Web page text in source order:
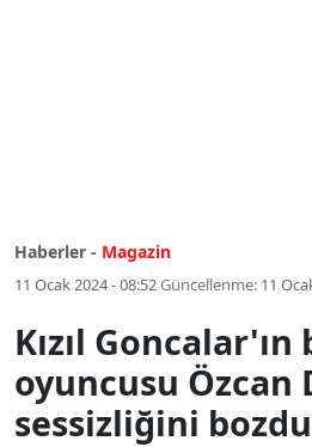
Haberler - Magazin
11 Ocak 2024 - 08:52Güncellenme: 11
Kızıl Goncalar'ın
oyuncusu Özcan
sessizliğini bozdu